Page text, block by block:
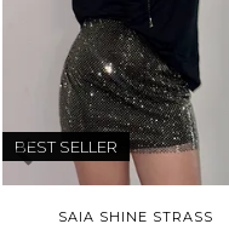
BEST SELLER
SAIA SHINE STRASS